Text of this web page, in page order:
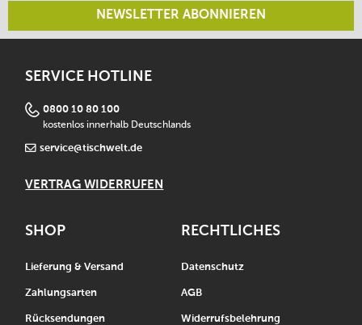
NEWSLETTER ABONNIEREN
SERVICE HOTLINE
0800 10 80 100
kostenlos innerhalb Deutschlands
service@tischwelt.de
VERTRAG WIDERRUFEN
SHOP
Lieferung & Versand
Zahlungsarten
Rücksendungen
RECHTLICHES
Datenschutz
AGB
Widerrufsbelehrung